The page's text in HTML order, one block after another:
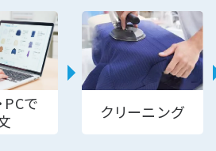
PCで
クリーニング